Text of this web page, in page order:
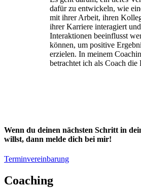
dafür zu entwickeln, wie
mit ihrer Arbeit, ihren
ihrer Karriere interagiert
Interaktionen beeinflusst
können, um positive
erzielen. In meinem
betrachtet ich als Coach
Wenn du deinen nächsten Schritt in
willst, dann melde dich bei mir!
Terminvereinbarung
Coaching